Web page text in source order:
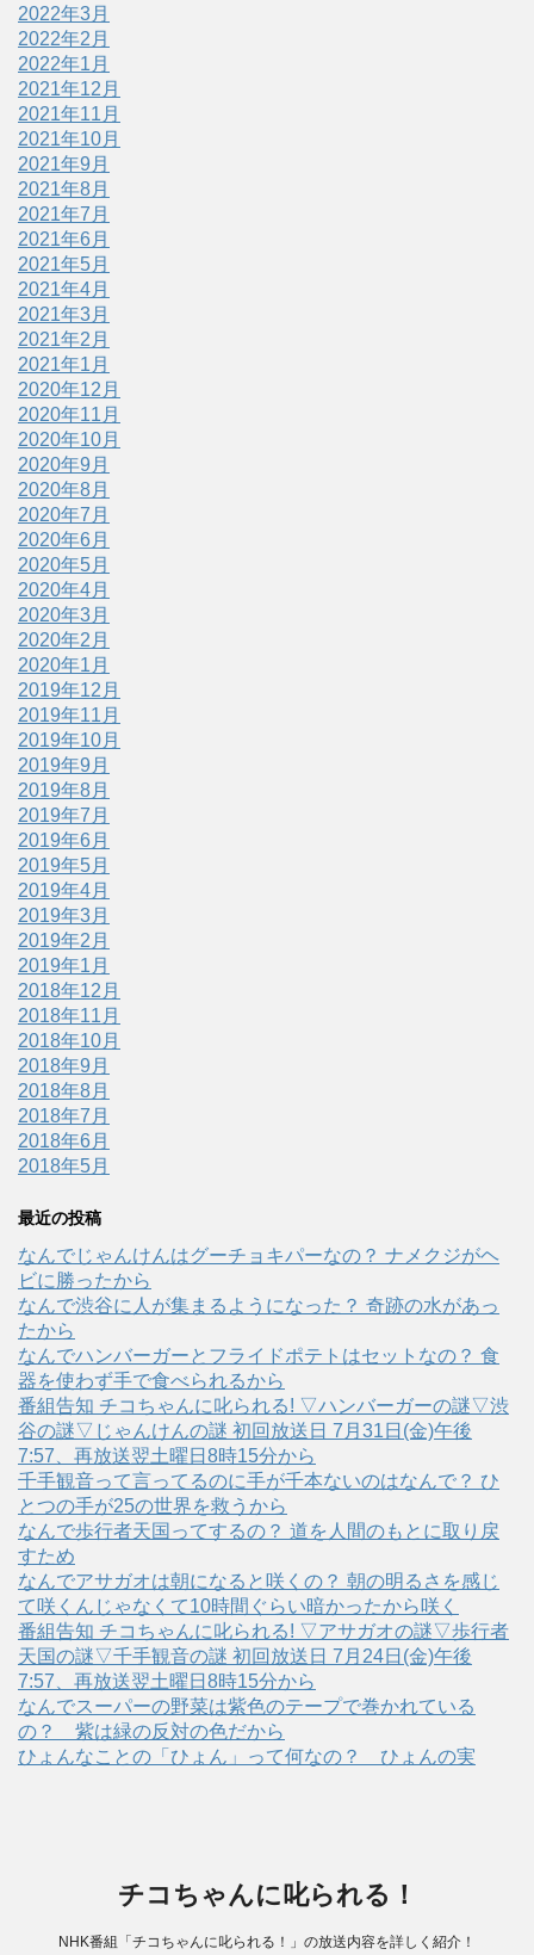
2022年3月
2022年2月
2022年1月
2021年12月
2021年11月
2021年10月
2021年9月
2021年8月
2021年7月
2021年6月
2021年5月
2021年4月
2021年3月
2021年2月
2021年1月
2020年12月
2020年11月
2020年10月
2020年9月
2020年8月
2020年7月
2020年6月
2020年5月
2020年4月
2020年3月
2020年2月
2020年1月
2019年12月
2019年11月
2019年10月
2019年9月
2019年8月
2019年7月
2019年6月
2019年5月
2019年4月
2019年3月
2019年2月
2019年1月
2018年12月
2018年11月
2018年10月
2018年9月
2018年8月
2018年7月
2018年6月
2018年5月
最近の投稿
なんでじゃんけんはグーチョキパーなの？ ナメクジがヘ
ビに勝ったから
なんで渋谷に人が集まるようになった？ 奇跡の水があっ
たから
なんでハンバーガーとフライドポテトはセットなの？ 食
器を使わず手で食べられるから
番組告知 チコちゃんに叱られる! ▽ハンバーガーの謎▽渋
谷の謎▽じゃんけんの謎 初回放送日 7月31日(金)午後
7:57、再放送翌土曜日8時15分から
千手観音って言ってるのに手が千本ないのはなんで？ ひ
とつの手が25の世界を救うから
なんで歩行者天国ってするの？ 道を人間のもとに取り戻
すため
なんでアサガオは朝になると咲くの？ 朝の明るさを感じ
て咲くんじゃなくて10時間ぐらい暗かったから咲く
番組告知 チコちゃんに叱られる! ▽アサガオの謎▽歩行者
天国の謎▽千手観音の謎 初回放送日 7月24日(金)午後
7:57、再放送翌土曜日8時15分から
なんでスーパーの野菜は紫色のテープで巻かれている
の？ 紫は緑の反対の色だから
ひょんなことの「ひょん」って何なの？ ひょんの実
チコちゃんに叱られる！
NHK番組「チコちゃんに叱られる！」の放送内容を詳しく紹介！